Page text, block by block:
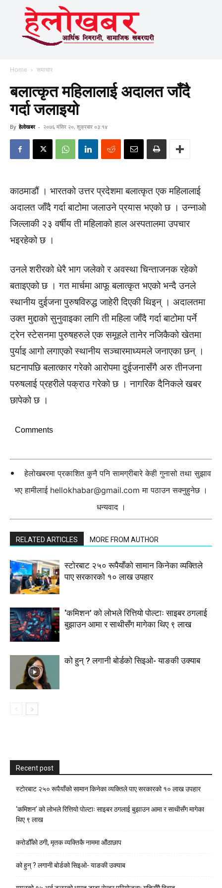
Home समाचार
बलात्कृत महिलालाई अदालत जाँदै
गर्दा जलाइयो
By हेलाेखबर - २०७६ मंसिर २०, शुक्रबार ०३:१४
काठमाडौं । भारतको उत्तर प्रदेशमा बलात्कृत एक महिलालाई
अदालत जाँदै गर्दा बाटोमा जलाउने प्रयास भएको छ । उन्नाओ
जिल्लाकी २३ वर्षीय ती महिलाको हाल अस्पतालमा उपचार
भइरहेको छ ।
उनले शरीरको धेरै भाग जलेको र अवस्था चिन्ताजनक रहेको
बताइएको छ । गत मार्चमा आफू बलात्कृत भएको भन्दै उनले
स्थानीय दुईजना पुरुषविरुद्ध जाहेरी दिएकी थिइन् । अदालतमा
उक्त मुद्दाको सुनुवाइका लागि ती महिला जाँदै गर्दा बाटोमा पर्ने
ट्रेन स्टेसनमा पुरुषहरुले एक समूहले तानेर नजिकैको खेतमा
पुर्याइ आगो लगाएको स्थानीय सञ्चारमाध्यमले जनाएका छन् ।
घटनापछि बलात्कार गरेको आरोपमा दुईजनासँगै अरु तीनजना
परुषलाई प्रहरीले पक्राउ गरेको छ । नागरिक दैनिकले खबर
छापेको छ ।
Comments
हेलोखबरमा प्रकाशित कुनै पनि सामग्रीबारे केही गुनासो तथा सुझाव
भए हामीलाई hellokhabar@gmail.com मा पठाउन सक्नुहुनेछ ।
धन्यवाद ।
RELATED ARTICLES MORE FROM AUTHOR
स्टाेरबाट २५० रूपैयाँको सामान किनेका व्यक्तिले
पाए सरकारको १० लाख उपहार
‘कमिशन’ को लोभले रित्तियो पोल्टाः साइबर ठगलाई
बुझाउन आमा र साथीसँग मागेका थिए ९ लाख
को हुन् ? लगानी बोर्डको सिइओ- याङकी उक्याब
Recent post
स्टाेरबाट २५० रूपैयाँको सामान किनेका व्यक्तिले पाए सरकारको १० लाख उपहार
‘कमिशन’ को लोभले रित्तियो पोल्टाः साइबर ठगलाई बुझाउन आमा र साथीसँग मागेका
थिए ९ लाख
करोडौँको ठगी, मृतक व्यक्तिकै नाममा औंठाछाप
को हुन् ? लगानी बोर्डको सिइओ- याङकी उक्याब